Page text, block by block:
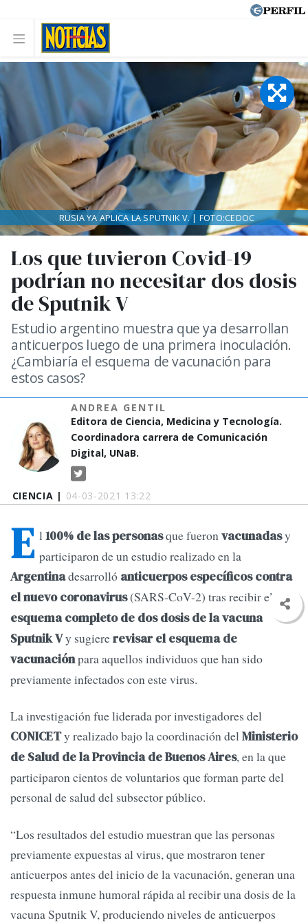
CIENCIA | 04-03-2021 13:22
Los que tuvieron Covid-19
podrían no necesitar dos dosis
de Sputnik V
Estudio argentino muestra que ya desarrollan
anticuerpos luego de una primera inoculación.
¿Cambiaría el esquema de vacunación para
estos casos?
ANDREA GENTIL
Editora de Ciencia, Medicina y Tecnología.
Coordinadora carrera de Comunicación
Digital, UNaB.
RUSIA YA APLICA LA SPUTNIK V. | FOTO:CEDOC
E l100% de las personasque fueronvacunadasy
participaron de un estudio realizado en la
Argentinadesarrolló anticuerpos específicos contra
el nuevo coronavirus(SARS-CoV-2) tras recibir el
esquema completo de dos dosis de la vacuna
Sputnik Vy sugiererevisar el esquema de
vacunaciónpara aquellos individuos que han sido
previamente infectados con este virus.
La investigación fue liderada por investigadores del
CONICETy realizado bajo la coordinación delMinisterio
de Salud de la Provincia de Buenos Aires, en la que
participaron cientos de voluntarios que forman parte del
personal de salud del subsector público.
“Los resultados del estudio muestran que las personas
previamente expuestas al virus, que mostraron tener
anticuerpos antes del inicio de la vacunación, generan una
respuesta inmune humoral rápida al recibir una dosis de la
vacuna Sputnik V, produciendo niveles de anticuerpos